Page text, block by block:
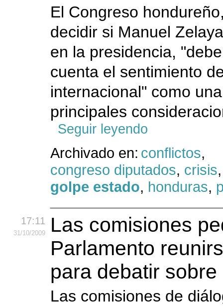
El Congreso
decidir si Manuel
en la presidencia,
cuenta el sentimiento
internacional" como
principales
Seguir leyendo
Archivado en: conflictos,
congreso diputados, crisis
golpe estado, honduras,
17:11
31/10/2009
Las comisiones
Parlamento
para debatir sobre
Las comisiones de